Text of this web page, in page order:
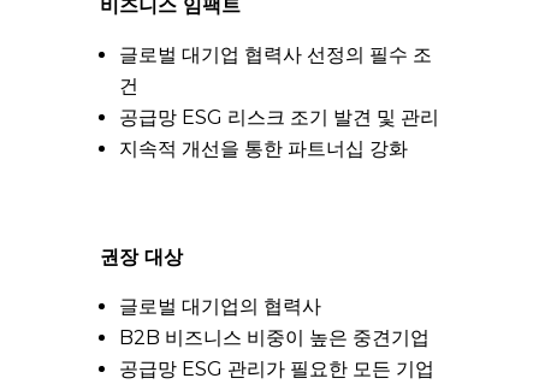
비즈니스 임팩트
글로벌 대기업 협력사 선정의 필수 조
건
공급망 ESG 리스크 조기 발견 및 관리
지속적 개선을 통한 파트너십 강화
권장 대상
글로벌 대기업의 협력사
B2B 비즈니스 비중이 높은 중견기업
공급망 ESG 관리가 필요한 모든 기업